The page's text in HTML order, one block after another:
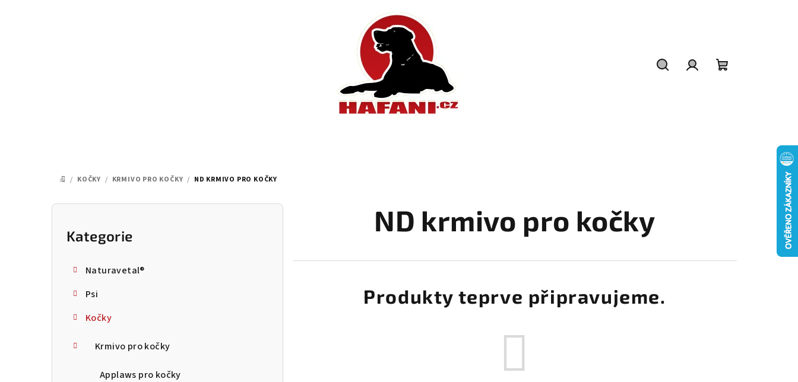
DOMŮ
/ KOČKY / KRMIVO PRO KOČKY / ND KRMIVO PRO KOČKY
P
Přeskočit
kategorie
Kategorie
Naturavetal®
Psi
Kočky
Krmivo pro kočky
Applaws pro kočky
ND krmivo pro kočky
Produkty teprve připravujeme.